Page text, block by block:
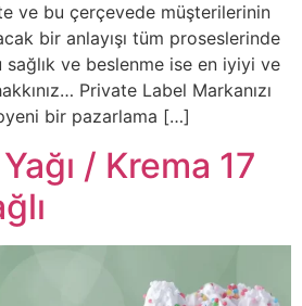
ve bu çerçevede müşterilerinin
bir anlayışı tüm proseslerinde
sağlık ve beslenme ise en iyiyi ve
Private Label Markanızı
bir pazarlama […]
/ Krema 17